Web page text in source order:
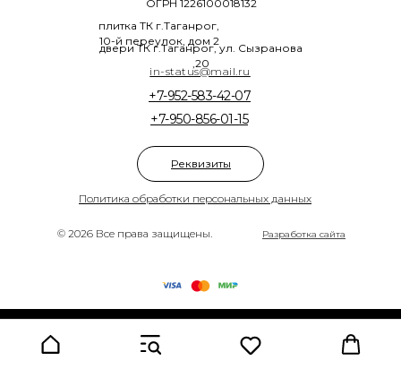
© 2026 Все права защищены.
Политика обработки персональных данных
+7-950-856-01-15
+7-952-583-42-07
плитка ТК г.Таганрог,
10-й переулок, дом 2
двери ТК г.Таганрог, ул. Сызранова
,20
ОГРН 1226100018132
Разработка сайта
in-status@mail.ru
Реквизиты
Made on Tilda